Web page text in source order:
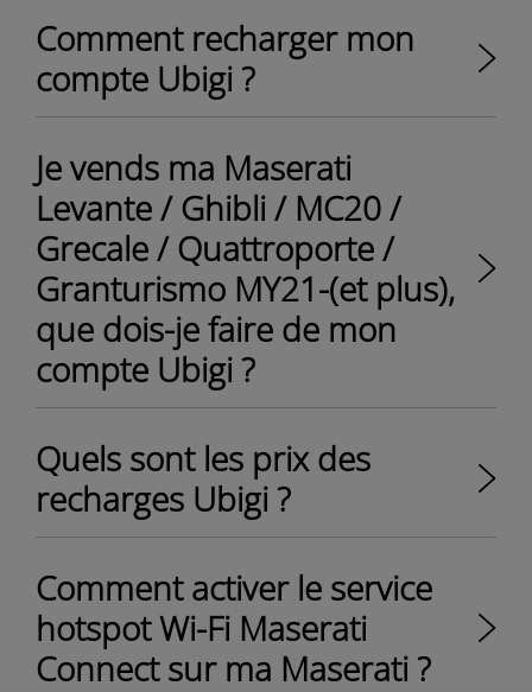
Comment recharger mon
compte Ubigi ?
Je vends ma Maserati
Levante / Ghibli / MC20 /
Grecale / Quattroporte /
Granturismo MY21-(et plus),
que dois-je faire de mon
compte Ubigi ?
Quels sont les prix des
recharges Ubigi ?
Comment activer le service
hotspot Wi-Fi Maserati
Connect sur ma Maserati ?